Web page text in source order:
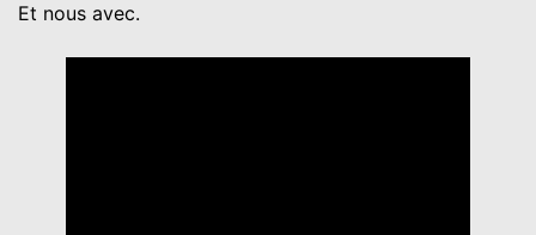
Et nous avec.